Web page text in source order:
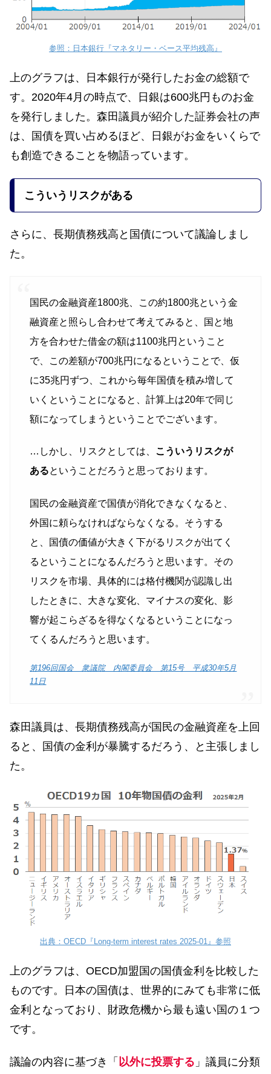
参照：日本銀行『マネタリー・ベース平均残高』
上のグラフは、日本銀行が発行したお金の総額で
す。2020年4月の時点で、日銀は600兆円ものお金
を発行しました。森田議員が紹介した証券会社の声
は、国債を買い占めるほど、日銀がお金をいくらで
も創造できることを物語っています。
こういうリスクがある
さらに、長期債務残高と国債について議論しまし
た。
国民の金融資産1800兆、この約1800兆という金
融資産と照らし合わせて考えてみると、国と地
方を合わせた借金の額は1100兆円ということ
で、この差額が700兆円になるということで、仮
に35兆円ずつ、これから毎年国債を積み増して
いくということになると、計算上は20年で同じ
額になってしまうということでございます。
…しかし、リスクとしては、 こういうリスクが
あるということだろうと思っております。
国民の金融資産で国債が消化できなくなると、
外国に頼らなければならなくなる。そうする
と、国債の価値が大きく下がるリスクが出てく
るということになるんだろうと思います。その
リスクを市場、具体的には格付機関が認識し出
したときに、大きな変化、マイナスの変化、影
響が起こらざるを得なくなるということになっ
てくるんだろうと思います。
第196回国会 衆議院 内閣委員会 第15号 平成30年5月
11日
森田議員は、長期債務残高が国民の金融資産を上回
ると、国債の金利が暴騰するだろう、と主張しまし
た。
出典：OECD『Long-term interest rates 2025-01』参照
上のグラフは、OECD加盟国の国債金利を比較した
ものです。日本の国債は、世界的にみても非常に低
金利となっており、財政危機から最も遠い国の１つ
です。
議論の内容に基づき「 以外に投票する 」議員に分類